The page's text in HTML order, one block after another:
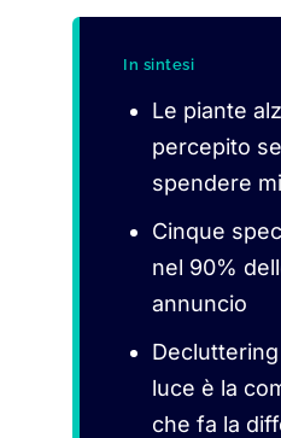
In sintesi
Le piante
percepito
spendere
Cinque
nel 90%
annuncio
luce è la
che fa la